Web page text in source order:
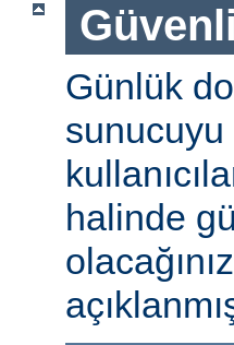
Günlük
sunucuyu
halinde
olacağınız